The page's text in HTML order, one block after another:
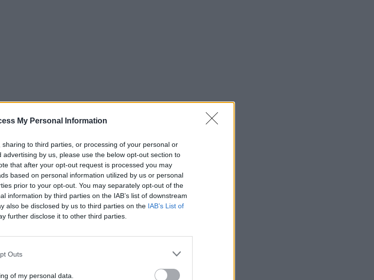
My Personal Information
to third parties, or processing of your personal or
by us, please use the below opt-out section to
that after your opt-out request is processed you may
based on personal information utilized by us or personal
prior to your opt-out. You may separately opt-out of the
information by third parties on the IAB’s list of downstream
also be disclosed by us to third parties on the IAB’s List of
further disclose it to other third parties.
Outs
of my personal data.